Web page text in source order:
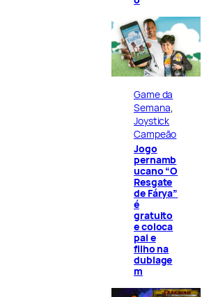
Game da
Semana
Joystick
Campeão
Jogo
pernamb
ucano “O
Resgate
de Fárya”
é
gratuito
e coloca
pai e
filho na
dublage
m